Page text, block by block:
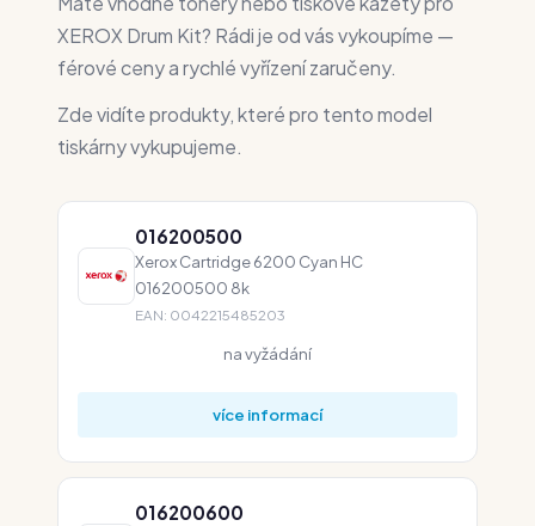
XEROX Drum Kit? Rádi je od vás vykoupíme —
férové ceny a rychlé vyřízení zaručeny.
Zde vidíte produkty, které pro tento model
tiskárny vykupujeme.
016200500
Xerox Cartridge 6200 Cyan HC
016200500 8k
EAN: 0042215485203
na vyžádání
více informací
016200600